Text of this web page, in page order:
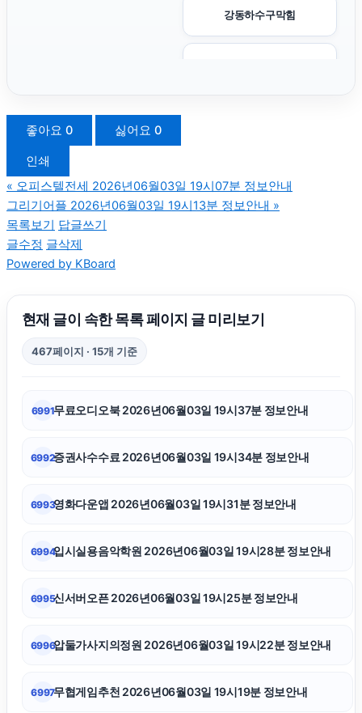
강동하수구막힘
인천하수구막힘
이혼전문변호사
마포구하수구막힘
광교피부과
좋아요 0 싫어요 0
인쇄
« 오피스텔전세 2026년06월03일 19시07분 정보안내
그리기어플 2026년06월03일 19시13분 정보안내 »
목록보기 답글쓰기
글수정 글삭제
Powered by KBoard
현재 글이 속한 목록 페이지 글 미리보기
467페이지 · 15개 기준
6991무료오디오북 2026년06월03일 19시37분 정보안내
6992증권사수수료 2026년06월03일 19시34분 정보안내
6993영화다운앱 2026년06월03일 19시31분 정보안내
6994입시실용음악학원 2026년06월03일 19시28분 정보안내
6995신서버오픈 2026년06월03일 19시25분 정보안내
6996압둘가사지의정원 2026년06월03일 19시22분 정보안내
6997무협게임추천 2026년06월03일 19시19분 정보안내